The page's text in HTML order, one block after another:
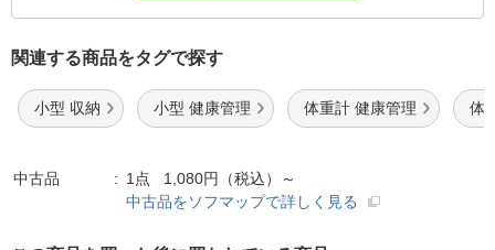
関連する商品をタグで探す
小型 収納 小型 健康管理 体重計 健康管理 体
中古品
1点 1,080円（税込）～
中古品をソフマップで詳しく見る